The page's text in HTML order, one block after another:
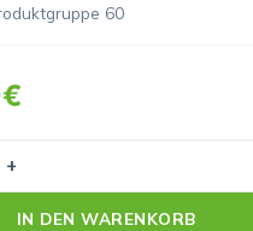
60
€
GR L Menge
IN DEN WARENKORB